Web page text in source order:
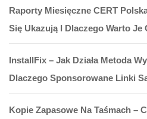
Raporty Miesięczne CERT
Się Ukazują I Dlaczego Warto Je
InstallFix – Jak Działa Metoda
Dlaczego Sponsorowane Linki
Kopie Zapasowe Na Taśmach –